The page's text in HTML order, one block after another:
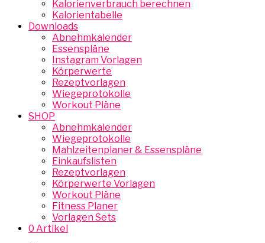
Kalorienverbrauch berechnen
Kalorientabelle
Downloads
Abnehmkalender
Essenspläne
Instagram Vorlagen
Körperwerte
Rezeptvorlagen
Wiegeprotokolle
Workout Pläne
SHOP
Abnehmkalender
Wiegeprotokolle
Mahlzeitenplaner & Essenspläne
Einkaufslisten
Rezeptvorlagen
Körperwerte Vorlagen
Workout Pläne
Fitness Planer
Vorlagen Sets
0 Artikel